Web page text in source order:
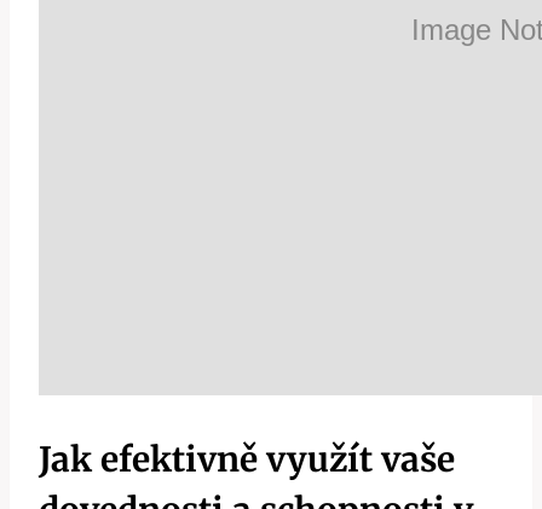
Jak efektivně využít vaše